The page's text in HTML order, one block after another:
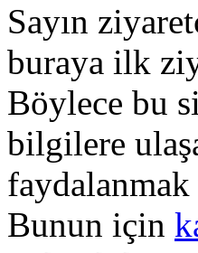
Sayın
buraya ilk
Böylece bu
bilgilere
faydalanmak
Bunun için